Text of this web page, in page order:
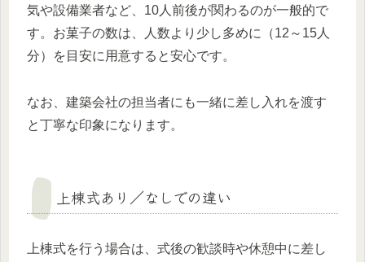
気や設備業者など、10人前後が関わるのが一般的で
す。お菓子の数は、人数より少し多めに（12～15人
分）を目安に用意すると安心です。
なお、建築会社の担当者にも一緒に差し入れを渡す
と丁寧な印象になります。
上棟式あり／なしでの違い
上棟式を行う場合は、式後の歓談時や休憩中に差し